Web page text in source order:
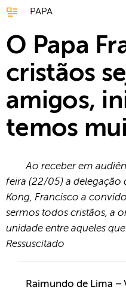
PAPA
O Papa
cristãos
amigos,
temos
Ao receber em
feira (22/05) a delegação
Kong, Francisco a
sermos todos cristãos, a
unidade entre aqueles
Ressuscitado
Raimundo de Lima –